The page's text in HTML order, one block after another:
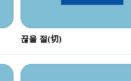
끊을 절(切)